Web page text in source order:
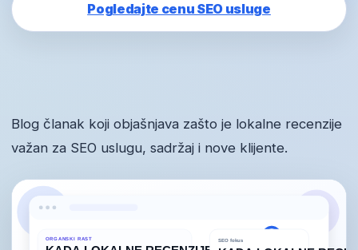
Pogledajte cenu SEO usluge
Blog članak koji objašnjava zašto je lokalne recenzije
važan za SEO uslugu, sadržaj i nove klijente.